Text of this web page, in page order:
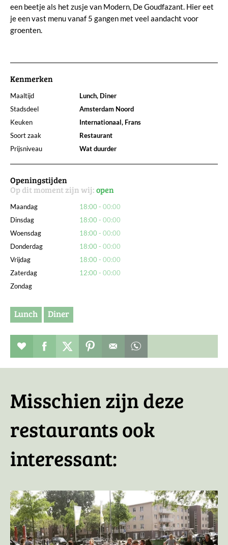
een beetje als het zusje van Modern, De Goudfazant. Hier eet
je een vast menu vanaf 5 gangen met veel aandacht voor
groenten.
Kenmerken
Maaltijd
Lunch, Diner
Stadsdeel
Amsterdam Noord
Keuken
Internationaal, Frans
Soort zaak
Restaurant
Prijsniveau
Wat duurder
Openingstijden
Op dit moment zijn wij:open
Maandag 18:00
00:00
Dinsdag
18:00
00:00
Woensdag
18:00
00:00
Donderdag
18:00
00:00
Vrijdag
18:00
00:00
Zaterdag
12:00
00:00
Zondag
Lunch Diner
Restaurant toevoegen aan favorieten
Deel dit op facebook
Deel dit op twitter
Deel dit op pinterest
Misschien zijn deze
restaurants ook
interessant: